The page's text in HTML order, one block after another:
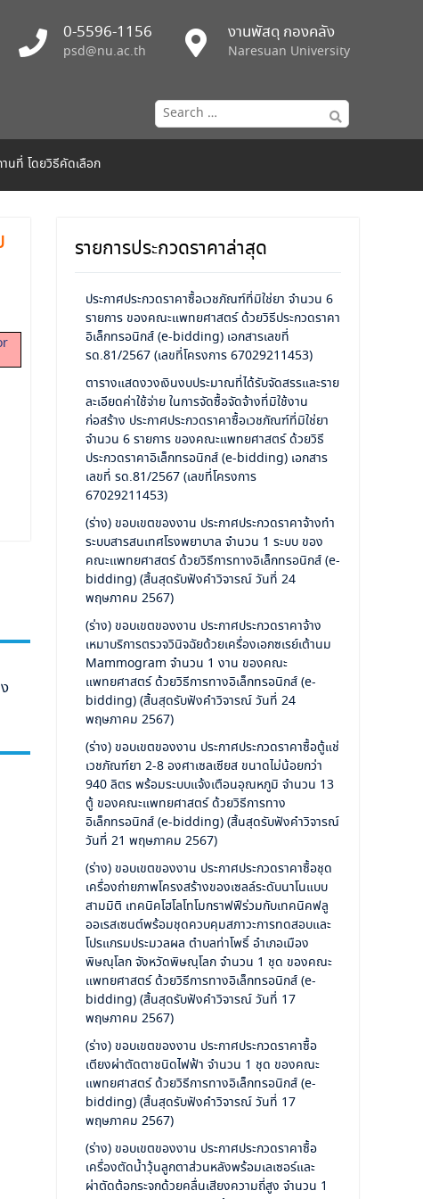
0-5596-1156
psd@nu.ac.th
งานพัสดุ กองคลัง
Naresuan University
Search
for:
นที่ โดยวิธีคัดเลือก
รายการประกวดราคาล่าสุด
ประกาศประกวดราคาซื้อเวชภัณฑ์ที่มิใช่ยา จำนวน 6
รายการ ของคณะแพทยศาสตร์ ด้วยวิธีประกวดราคา
อิเล็กทรอนิกส์ (e-bidding) เอกสารเลขที่
รด.81/2567 (เลขที่โครงการ 67029211453)
ตารางแสดงวงเงินงบประมาณที่ได้รับจัดสรรและราย
ละเอียดค่าใช้จ่าย ในการจัดซื้อจัดจ้างที่มิใช้งาน
ก่อสร้าง ประกาศประกวดราคาซื้อเวชภัณฑ์ที่มิใช่ยา
จำนวน 6 รายการ ของคณะแพทยศาสตร์ ด้วยวิธี
ประกวดราคาอิเล็กทรอนิกส์ (e-bidding) เอกสาร
เลขที่ รด.81/2567 (เลขที่โครงการ
67029211453)
(ร่าง) ขอบเขตของงาน ประกาศประกวดราคาจ้างทำ
ระบบสารสนเทศโรงพยาบาล จำนวน 1 ระบบ ของ
คณะแพทยศาสตร์ ด้วยวิธีการทางอิเล็กทรอนิกส์ (e-
bidding) (สิ้นสุดรับฟังคำวิจารณ์ วันที่ 24
พฤษภาคม 2567)
(ร่าง) ขอบเขตของงาน ประกาศประกวดราคาจ้าง
เหมาบริการตรวจวินิจฉัยด้วยเครื่องเอกซเรย์เต้านม
Mammogram จำนวน 1 งาน ของคณะ
แพทยศาสตร์ ด้วยวิธีการทางอิเล็กทรอนิกส์ (e-
bidding) (สิ้นสุดรับฟังคำวิจารณ์ วันที่ 24
พฤษภาคม 2567)
(ร่าง) ขอบเขตของงาน ประกาศประกวดราคาซื้อตู้แช่
เวชภัณฑ์ยา 2-8 องศาเซลเซียส ขนาดไม่น้อยกว่า
940 ลิตร พร้อมระบบแจ้งเตือนอุณหภูมิ จำนวน 13
ตู้ ของคณะแพทยศาสตร์ ด้วยวิธีการทาง
อิเล็กทรอนิกส์ (e-bidding) (สิ้นสุดรับฟังคำวิจารณ์
วันที่ 21 พฤษภาคม 2567)
(ร่าง) ขอบเขตของงาน ประกาศประกวดราคาซื้อชุด
เครื่องถ่ายภาพโครงสร้างของเซลล์ระดับนาโนแบบ
สามมิติ เทคนิคโฮโลโทโมกราฟฟีร่วมกับเทคนิคฟลู
ออเรสเซนต์พร้อมชุดควบคุมสภาวะการทดสอบและ
โปรแกรมประมวลผล ตำบลท่าโพธิ์ อำเภอเมือง
พิษณุโลก จังหวัดพิษณุโลก จำนวน 1 ชุด ของคณะ
แพทยศาสตร์ ด้วยวิธีการทางอิเล็กทรอนิกส์ (e-
bidding) (สิ้นสุดรับฟังคำวิจารณ์ วันที่ 17
พฤษภาคม 2567)
(ร่าง) ขอบเขตของงาน ประกาศประกวดราคาซื้อ
เตียงผ่าตัดตาชนิดไฟฟ้า จำนวน 1 ชุด ของคณะ
แพทยศาสตร์ ด้วยวิธีการทางอิเล็กทรอนิกส์ (e-
bidding) (สิ้นสุดรับฟังคำวิจารณ์ วันที่ 17
พฤษภาคม 2567)
(ร่าง) ขอบเขตของงาน ประกาศประกวดราคาซื้อ
เครื่องตัดน้ำวุ้นลูกตาส่วนหลังพร้อมเลเซอร์และ
ผ่าตัดต้อกระจกด้วยคลื่นเสียงความถี่สูง จำนวน 1